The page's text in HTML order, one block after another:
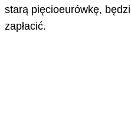
starą pięcioeurówkę,
zapłacić.